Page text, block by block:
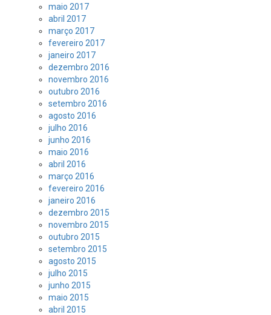
maio 2017
abril 2017
março 2017
fevereiro 2017
janeiro 2017
dezembro 2016
novembro 2016
outubro 2016
setembro 2016
agosto 2016
julho 2016
junho 2016
maio 2016
abril 2016
março 2016
fevereiro 2016
janeiro 2016
dezembro 2015
novembro 2015
outubro 2015
setembro 2015
agosto 2015
julho 2015
junho 2015
maio 2015
abril 2015